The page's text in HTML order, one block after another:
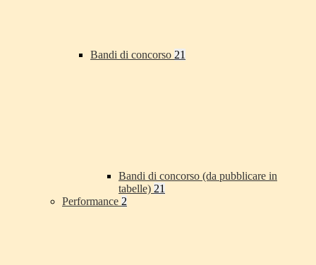
Bandi di concorso 21
Bandi di concorso (da pubblicare in
tabelle) 21
Performance 2